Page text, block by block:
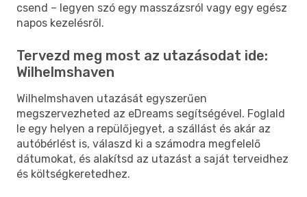
csend – legyen szó egy masszázsról vagy egy egész
napos kezelésről.
Tervezd meg most az utazásodat ide:
Wilhelmshaven
Wilhelmshaven utazását egyszerűen
megszervezheted az eDreams segítségével. Foglald
le egy helyen a repülőjegyet, a szállást és akár az
autóbérlést is, válaszd ki a számodra megfelelő
dátumokat, és alakítsd az utazást a saját terveidhez
és költségkeretedhez.